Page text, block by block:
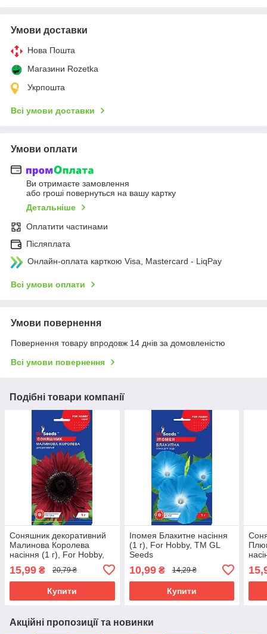
Умови доставки
Нова Пошта
Магазини Rozetka
Укрпошта
Всі умови доставки
Умови оплати
Ви отримаєте замовлення
або гроші повернуться на вашу картку
Детальніше
Оплатити частинами
Післяплата
Онлайн-оплата карткою Visa, Mastercard - LiqPay
Всі умови оплати
Умови повернення
Повернення товару впродовж 14 днів за домовленістю
Всі умови повернення
Подібні товари компанії
Соняшник декоративний
Малинова Королева
насіння (1 г), For Hobby,
15,99 ₴ 20,79 ₴
Купити
Іпомея Блакитне насіння
(1 г), For Hobby, TM GL
Seeds
10,99₴ 14,29 ₴
Купити
Акційні пропозиції та новинки